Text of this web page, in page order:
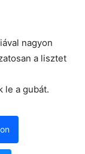
nagyon
a lisztet
le a gubát.